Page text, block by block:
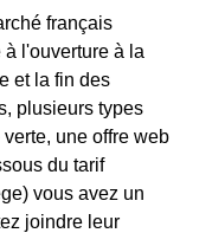
français
l'ouverture à la
et la fin des
plusieurs types
une offre web
du tarif
vous avez un
joindre leur